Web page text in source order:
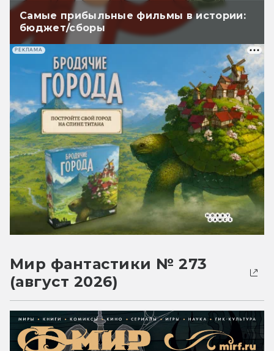
Самые прибыльные фильмы в истории:
бюджет/сборы
РЕКЛАМА
Мир фантастики № 273
(август 2026)